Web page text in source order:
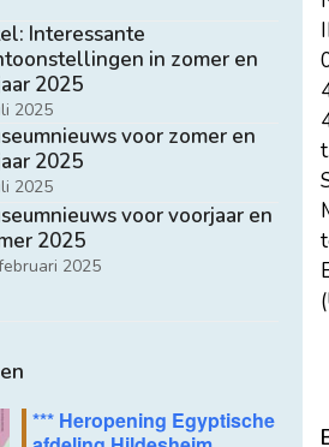
Interessante
in zomer en
2025
2025
voor zomer en
2025
2025
voor voorjaar en
2025
2025
*** Heropening Egyptische